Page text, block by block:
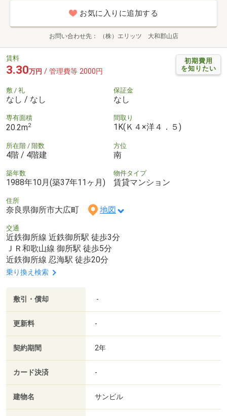
お気に入りに追加する
お問い合わせ先 （株）エリッツ 大和郡山店
初期費用
を知りたい
賃料
3.30万円 / 管理費等 2000円
敷 / 礼
なし / なし
保証金
なし
専有面積
20.2m2
間取り
1K(Ｋ４×洋４．５)
所在階 / 階数
4階 / 4階建
方位
南
築年数
1988年10月(築37年11ヶ月)
物件タイプ
賃貸マンション
住所
奈良県御所市大広町 地図
交通
近鉄御所線 近鉄御所駅 徒歩3分
ＪＲ和歌山線 御所駅 徒歩5分
近鉄御所線 忍海駅 徒歩20分
乗り換え検索
敷引・償却 -
更新料 -
契約期間 2年
カード決済 -
建物名 サンビル